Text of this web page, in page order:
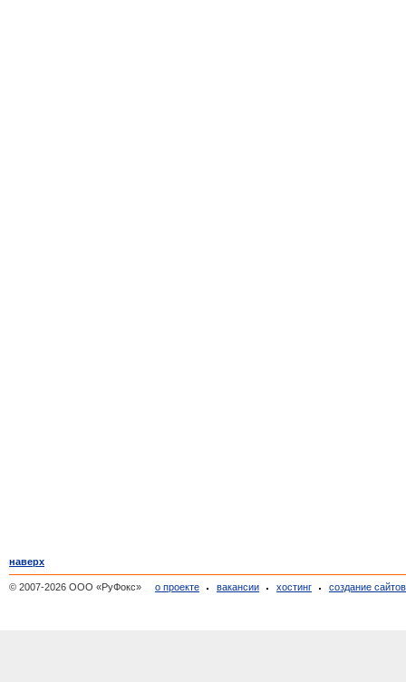
наверх
© 2007-2026 ООО «РуФокс» о проекте вакансии хостинг создание сайтов